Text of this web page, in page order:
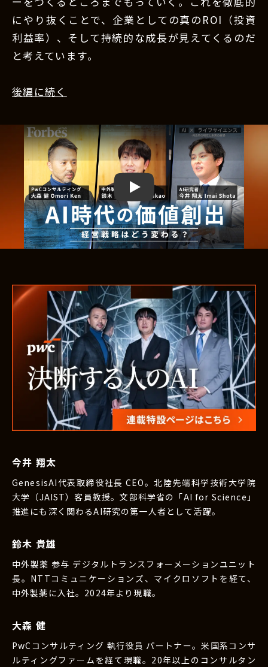
にやり抜くことで、企業としての真のROI（投資
利益率）、そして持続的な成長が見えてくるのだ
と考えています。
後編に続く
今井 翔太
GenesisAI代表取締役社長 CEO。北陸先端科学技術大学院
大学（JAIST）客員教授。文部科学省の「AI for Science」
推進にも深く関わるAI研究の第一人者として活躍。
鈴木 貴雄
中外製薬 参与 デジタルトランスフォーメーションユニット
長。NTTコミュニケーションズ、マイクロソフトを経て、
中外製薬に入社。2024年より現職。
大森 健
PwCコンサルティング 執行役員 パートナー。米国系コンサ
ルティングファームを経て現職。20年以上のコンサルタン